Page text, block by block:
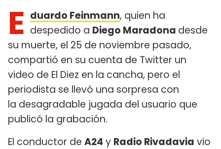
E duardo Feinmann, quien ha
despedido a Diego Maradona desde
su muerte, el 25 de noviembre pasado,
compartió en su cuenta de Twitter un
video de El Diez en la cancha, pero el
periodista se llevó una sorpresa con
la desagradable jugada del usuario que
publicó la grabación.
El conductor de A24 y Radio Rivadavia vio